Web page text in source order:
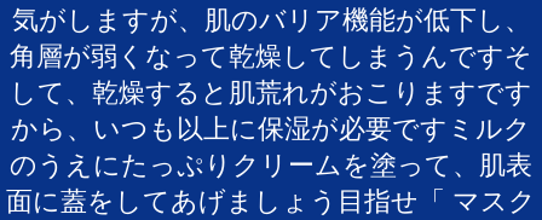
気がしますが、肌のバリア機能が低下し、
角層が弱くなって乾燥してしまうんですそ
して、乾燥すると肌荒れがおこりますです
から、いつも以上に保湿が必要ですミルク
のうえにたっぷりクリームを塗って、肌表
面に蓋をしてあげましょう目指せ「 マスク